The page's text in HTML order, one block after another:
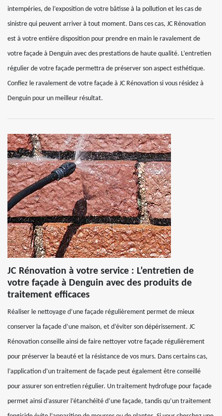
intempéries, de l’exposition de votre bâtisse à la pollution et les cas de
sinistre qui peuvent arriver à tout moment. Dans ces cas, JC Rénovation
est à votre entière disposition pour prendre en main le ravalement de
votre façade à Denguin avec des prestations de haute qualité. L’entretien
régulier de votre façade permettra de préserver son aspect esthétique.
Confiez le ravalement de votre façade à JC Rénovation si vous résidez à
Denguin pour un meilleur résultat.
JC Rénovation à votre service : L’entretien de
votre façade à Denguin avec des produits de
traitement efficaces
Réaliser le nettoyage d’une façade régulièrement permet de mieux
conserver la façade d’une maison, et d’éviter son dépérissement. JC
Rénovation conseille ainsi de faire nettoyer votre façade régulièrement
pour préserver la beauté et la résistance de vos murs. Dans certains cas,
l’application d’un traitement de façade peut également être conseillé
pour assurer son entretien régulier. Un traitement hydrofuge pour façade
permet ainsi d’assurer l’étanchéité d’une façade, tandis qu’un traitement